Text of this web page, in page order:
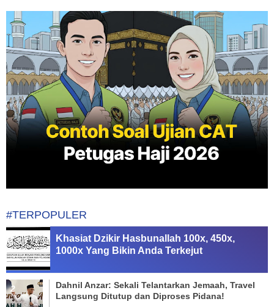
#TERPOPULER
Khasiat Dzikir Hasbunallah 100x, 450x,
1000x Yang Bikin Anda Terkejut
Dahnil Anzar: Sekali Telantarkan Jemaah, Travel
Langsung Ditutup dan Diproses Pidana!